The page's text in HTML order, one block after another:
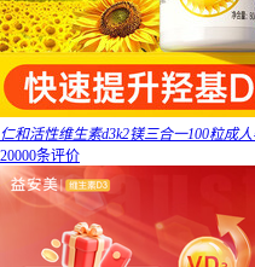
仁和活性维生素d3k2镁三合一100粒成
20000条评价